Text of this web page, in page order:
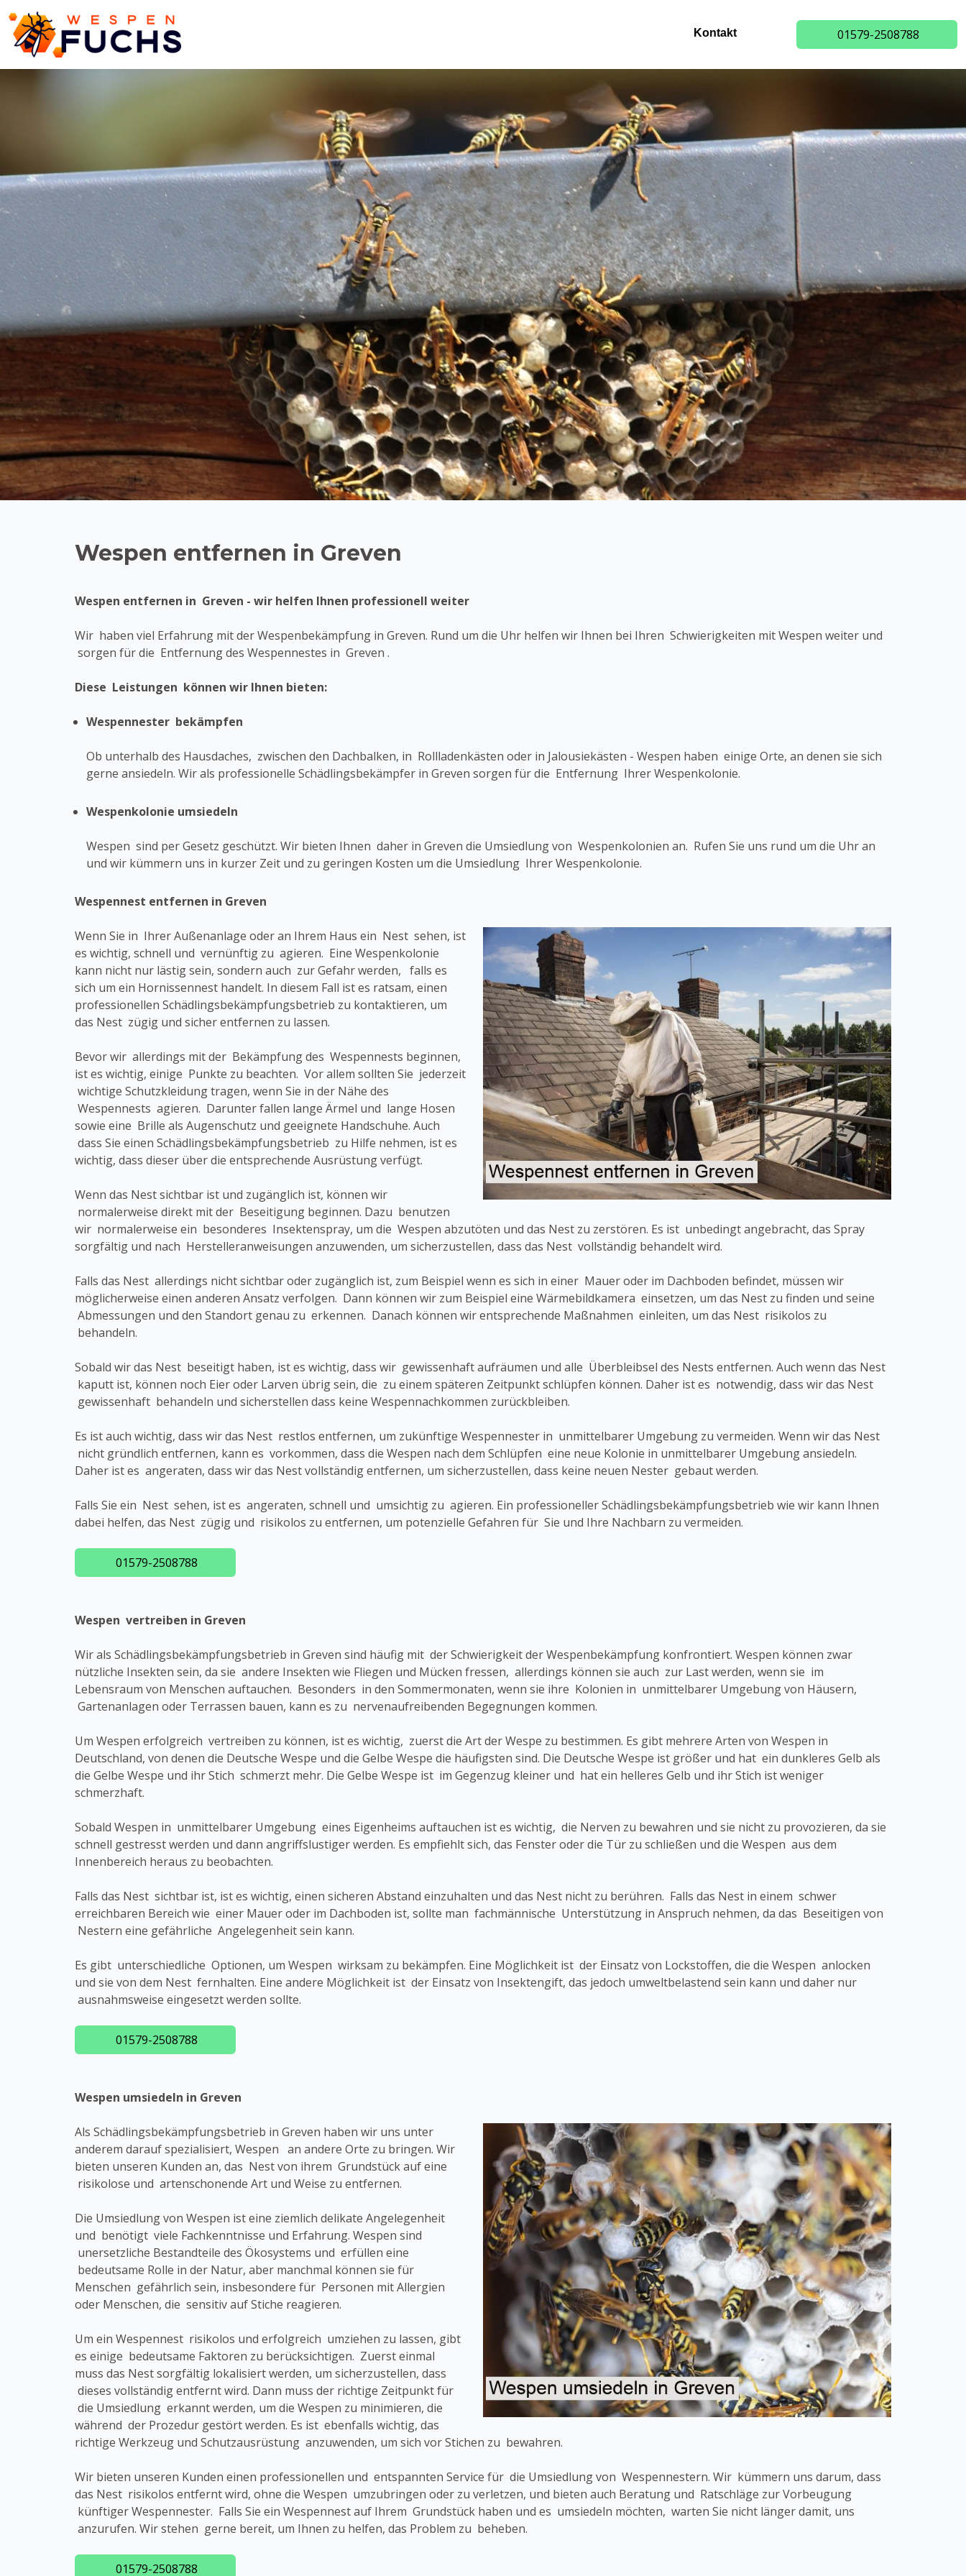
Kontakt 01579-2508788
Wespen entfernen in Greven
Wespen entfernen in Greven - wir helfen Ihnen professionell weiter
Wir haben viel Erfahrung mit der Wespenbekämpfung in Greven. Rund um die Uhr helfen wir Ihnen bei Ihren Schwierigkeiten mit Wespen weiter und
sorgen für die Entfernung des Wespennestes in Greven .
Diese Leistungen können wir Ihnen bieten:
Wespennester bekämpfen
Ob unterhalb des Hausdaches, zwischen den Dachbalken, in Rollladenkästen oder in Jalousiekästen - Wespen haben einige Orte, an denen sie sich
gerne ansiedeln. Wir als professionelle Schädlingsbekämpfer in Greven sorgen für die Entfernung Ihrer Wespenkolonie.
Wespenkolonie umsiedeln
Wespen sind per Gesetz geschützt. Wir bieten Ihnen daher in Greven die Umsiedlung von Wespenkolonien an. Rufen Sie uns rund um die Uhr an
und wir kümmern uns in kurzer Zeit und zu geringen Kosten um die Umsiedlung Ihrer Wespenkolonie.
Wespennest entfernen in Greven
Wenn Sie in Ihrer Außenanlage oder an Ihrem Haus ein Nest sehen, ist
es wichtig, schnell und vernünftig zu agieren. Eine Wespenkolonie
kann nicht nur lästig sein, sondern auch zur Gefahr werden, falls es
sich um ein Hornissennest handelt. In diesem Fall ist es ratsam, einen
professionellen Schädlingsbekämpfungsbetrieb zu kontaktieren, um
das Nest zügig und sicher entfernen zu lassen.
Bevor wir allerdings mit der Bekämpfung des Wespennests beginnen,
ist es wichtig, einige Punkte zu beachten. Vor allem sollten Sie jederzeit
wichtige Schutzkleidung tragen, wenn Sie in der Nähe des
Wespennests agieren. Darunter fallen lange Ärmel und lange Hosen
sowie eine Brille als Augenschutz und geeignete Handschuhe. Auch
dass Sie einen Schädlingsbekämpfungsbetrieb zu Hilfe nehmen, ist es
wichtig, dass dieser über die entsprechende Ausrüstung verfügt.
Wenn das Nest sichtbar ist und zugänglich ist, können wir
normalerweise direkt mit der Beseitigung beginnen. Dazu benutzen
wir normalerweise ein besonderes Insektenspray, um die Wespen abzutöten und das Nest zu zerstören. Es ist unbedingt angebracht, das Spray
sorgfältig und nach Herstelleranweisungen anzuwenden, um sicherzustellen, dass das Nest vollständig behandelt wird.
Falls das Nest allerdings nicht sichtbar oder zugänglich ist, zum Beispiel wenn es sich in einer Mauer oder im Dachboden befindet, müssen wir
möglicherweise einen anderen Ansatz verfolgen. Dann können wir zum Beispiel eine Wärmebildkamera einsetzen, um das Nest zu finden und seine
Abmessungen und den Standort genau zu erkennen. Danach können wir entsprechende Maßnahmen einleiten, um das Nest risikolos zu
behandeln.
Sobald wir das Nest beseitigt haben, ist es wichtig, dass wir gewissenhaft aufräumen und alle Überbleibsel des Nests entfernen. Auch wenn das Nest
kaputt ist, können noch Eier oder Larven übrig sein, die zu einem späteren Zeitpunkt schlüpfen können. Daher ist es notwendig, dass wir das Nest
gewissenhaft behandeln und sicherstellen dass keine Wespennachkommen zurückbleiben.
Es ist auch wichtig, dass wir das Nest restlos entfernen, um zukünftige Wespennester in unmittelbarer Umgebung zu vermeiden. Wenn wir das Nest
nicht gründlich entfernen, kann es vorkommen, dass die Wespen nach dem Schlüpfen eine neue Kolonie in unmittelbarer Umgebung ansiedeln.
Daher ist es angeraten, dass wir das Nest vollständig entfernen, um sicherzustellen, dass keine neuen Nester gebaut werden.
Falls Sie ein Nest sehen, ist es angeraten, schnell und umsichtig zu agieren. Ein professioneller Schädlingsbekämpfungsbetrieb wie wir kann Ihnen
dabei helfen, das Nest zügig und risikolos zu entfernen, um potenzielle Gefahren für Sie und Ihre Nachbarn zu vermeiden.
01579-2508788
Wespen vertreiben in Greven
Wir als Schädlingsbekämpfungsbetrieb in Greven sind häufig mit der Schwierigkeit der Wespenbekämpfung konfrontiert. Wespen können zwar
nützliche Insekten sein, da sie andere Insekten wie Fliegen und Mücken fressen, allerdings können sie auch zur Last werden, wenn sie im
Lebensraum von Menschen auftauchen. Besonders in den Sommermonaten, wenn sie ihre Kolonien in unmittelbarer Umgebung von Häusern,
Gartenanlagen oder Terrassen bauen, kann es zu nervenaufreibenden Begegnungen kommen.
Um Wespen erfolgreich vertreiben zu können, ist es wichtig, zuerst die Art der Wespe zu bestimmen. Es gibt mehrere Arten von Wespen in
Deutschland, von denen die Deutsche Wespe und die Gelbe Wespe die häufigsten sind. Die Deutsche Wespe ist größer und hat ein dunkleres Gelb als
die Gelbe Wespe und ihr Stich schmerzt mehr. Die Gelbe Wespe ist im Gegenzug kleiner und hat ein helleres Gelb und ihr Stich ist weniger
schmerzhaft.
Sobald Wespen in unmittelbarer Umgebung eines Eigenheims auftauchen ist es wichtig, die Nerven zu bewahren und sie nicht zu provozieren, da sie
schnell gestresst werden und dann angriffslustiger werden. Es empfiehlt sich, das Fenster oder die Tür zu schließen und die Wespen aus dem
Innenbereich heraus zu beobachten.
Falls das Nest sichtbar ist, ist es wichtig, einen sicheren Abstand einzuhalten und das Nest nicht zu berühren. Falls das Nest in einem schwer
erreichbaren Bereich wie einer Mauer oder im Dachboden ist, sollte man fachmännische Unterstützung in Anspruch nehmen, da das Beseitigen von
Nestern eine gefährliche Angelegenheit sein kann.
Es gibt unterschiedliche Optionen, um Wespen wirksam zu bekämpfen. Eine Möglichkeit ist der Einsatz von Lockstoffen, die die Wespen anlocken
und sie von dem Nest fernhalten. Eine andere Möglichkeit ist der Einsatz von Insektengift, das jedoch umweltbelastend sein kann und daher nur
ausnahmsweise eingesetzt werden sollte.
01579-2508788
Wespen umsiedeln in Greven
Als Schädlingsbekämpfungsbetrieb in Greven haben wir uns unter
anderem darauf spezialisiert, Wespen an andere Orte zu bringen. Wir
bieten unseren Kunden an, das Nest von ihrem Grundstück auf eine
risikolose und artenschonende Art und Weise zu entfernen.
Die Umsiedlung von Wespen ist eine ziemlich delikate Angelegenheit
und benötigt viele Fachkenntnisse und Erfahrung. Wespen sind
unersetzliche Bestandteile des Ökosystems und erfüllen eine
bedeutsame Rolle in der Natur, aber manchmal können sie für
Menschen gefährlich sein, insbesondere für Personen mit Allergien
oder Menschen, die sensitiv auf Stiche reagieren.
Um ein Wespennest risikolos und erfolgreich umziehen zu lassen, gibt
es einige bedeutsame Faktoren zu berücksichtigen. Zuerst einmal
muss das Nest sorgfältig lokalisiert werden, um sicherzustellen, dass
dieses vollständig entfernt wird. Dann muss der richtige Zeitpunkt für
die Umsiedlung erkannt werden, um die Wespen zu minimieren, die
während der Prozedur gestört werden. Es ist ebenfalls wichtig, das
richtige Werkzeug und Schutzausrüstung anzuwenden, um sich vor Stichen zu bewahren.
Wir bieten unseren Kunden einen professionellen und entspannten Service für die Umsiedlung von Wespennestern. Wir kümmern uns darum, dass
das Nest risikolos entfernt wird, ohne die Wespen umzubringen oder zu verletzen, und bieten auch Beratung und Ratschläge zur Vorbeugung
künftiger Wespennester. Falls Sie ein Wespennest auf Ihrem Grundstück haben und es umsiedeln möchten, warten Sie nicht länger damit, uns
anzurufen. Wir stehen gerne bereit, um Ihnen zu helfen, das Problem zu beheben.
01579-2508788